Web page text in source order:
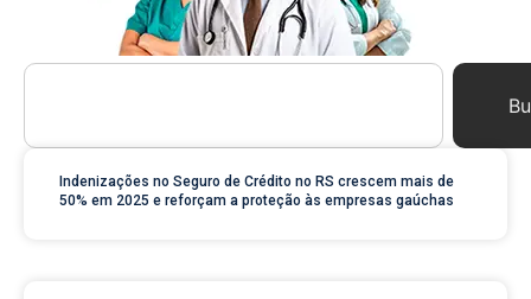
Indenizações no Seguro de Crédito no RS crescem mais de
50% em 2025 e reforçam a proteção às empresas gaúchas